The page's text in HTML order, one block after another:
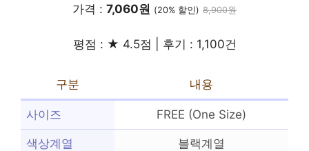
가격 : 7,060원 (20% 할인) 8,900원
평점 : ★ 4.5점 | 후기 : 1,100건
구분 내용
사이즈 FREE (One Size)
색상계열 블랙계열